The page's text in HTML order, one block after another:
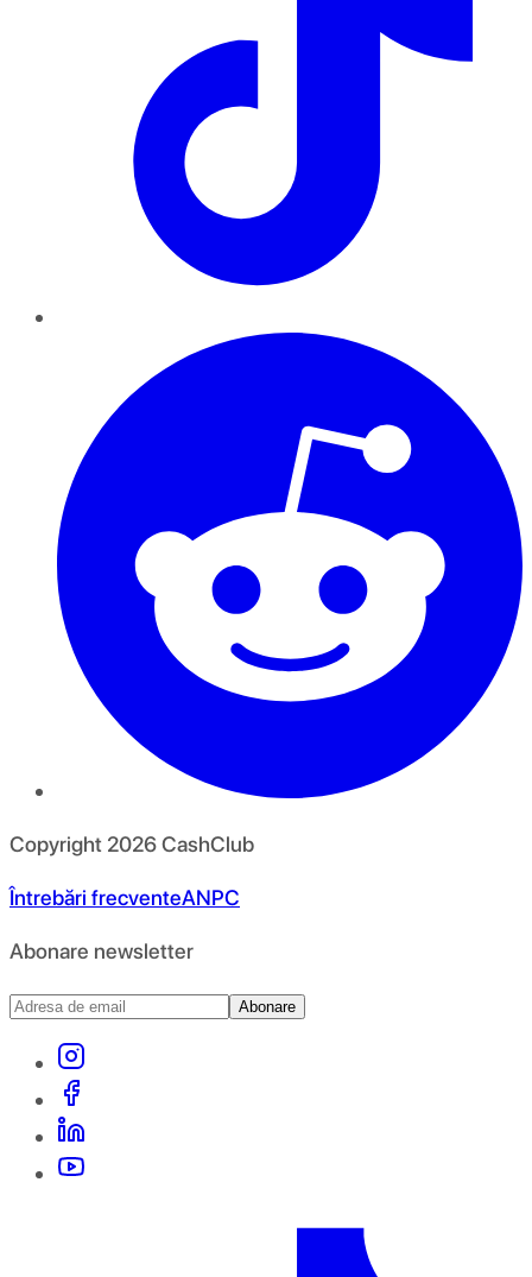
Copyright 2026CashClub
Întrebări frecventeANPC
Abonare newsletter
Abonare